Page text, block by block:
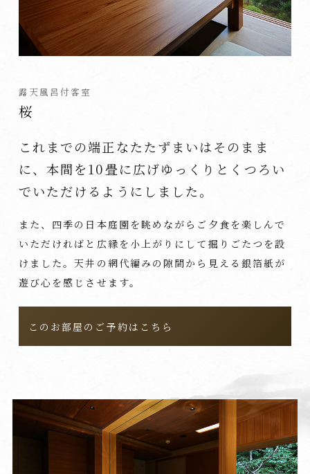
露天風呂付客室
桜
これまでの端正なたたずまいはそのまま
に、本間を10畳に広げゆっくりとくつろい
でいただけるようにしました。
また、四季の日本庭園を眺めながらご夕食を楽しんで
いただければと広縁を小上がりにして掘りごたつを設
けました。天井の網代編みの隙間から見える銀箔紙が
遊び心を感じさせます。
このお部屋のご予約はこちら